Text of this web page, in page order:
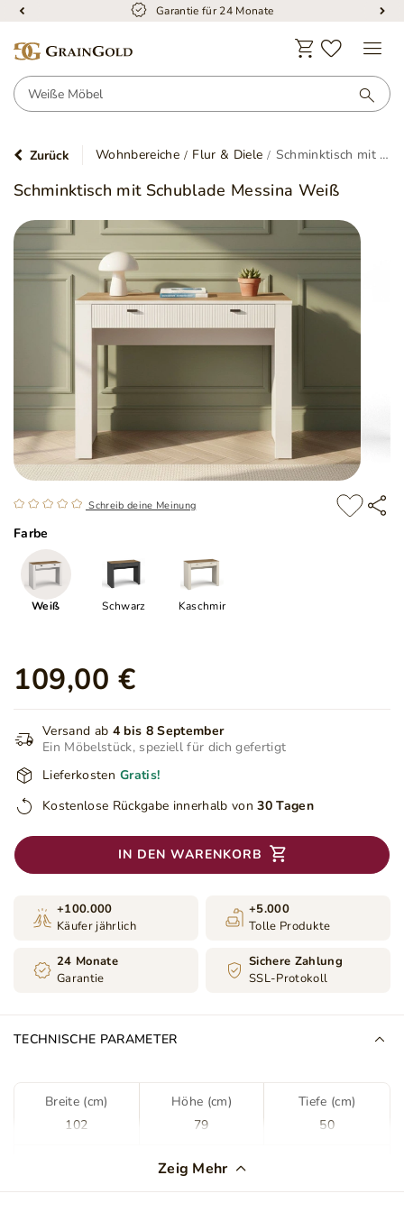
Garantie für 24 Monate
Zurück Wohnbereiche Flur & Diele Schminktisch mit Schublade Messina Weiß
Schminktisch mit Schublade Messina Weiß
Schreib deine Meinung
Farbe
Weiß Schwarz Kaschmir
109,00 €
Versand ab 4 bis 8 September
Ein Möbelstück, speziell für dich gefertigt
Lieferkosten Gratis!
Kostenlose Rückgabe innerhalb von 30 Tagen
IN DEN WARENKORB
+100.000
Käufer jährlich
+5.000
Tolle Produkte
24 Monate
Garantie
Sichere Zahlung
SSL-Protokoll
TECHNISCHE PARAMETER
Breite (cm)
102
Höhe (cm)
79
Tiefe (cm)
50
Weiß
Zeig Mehr